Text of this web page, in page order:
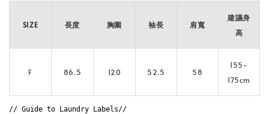
SIZE 長度 胸圍 袖長 肩寬
建議身
高
F 86.5 120 52.5 58
155-
175cm
// Guide to Laundry Labels//